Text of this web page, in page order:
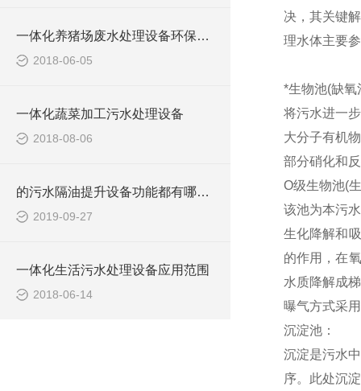
一体化养猪场废水处理设备环保局新要求
2018-06-05
一体化蔬菜加工污水处理设备
2018-08-06
的污水隔油提升设备功能都有哪些？
2019-09-27
一体化生活污水处理设备应用范围
2018-06-14
决，其关键
理水体主要
*生物池(缺氧
将污水进一
大分子有机
部分硝化和
O级生物池(
该池为本污
生化降解和
的作用，在
水质降解成
曝气方式采
沉淀池：
沉淀是污水
序。此处沉